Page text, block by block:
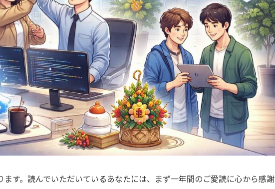
す。読んでいただいているあなたには、まず一年間のご愛読に心から感謝